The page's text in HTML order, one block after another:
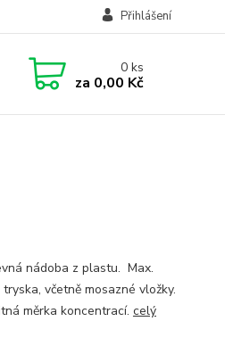
Přihlášení
0ks
za 0,00 Kč
nádoba z plastu. Max.
včetně mosazné vložky.
měrka koncentrací. celý